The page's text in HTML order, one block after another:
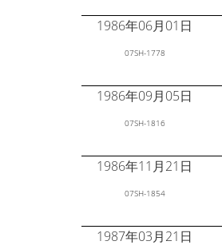
1986年06月01日
07SH-1778
1986年09月05日
07SH-1816
1986年11月21日
07SH-1854
1987年03月21日